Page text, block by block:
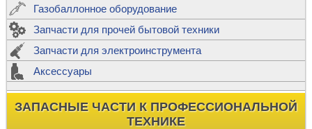
Газобаллонное оборудование
Запчасти для прочей бытовой техники
Запчасти для электроинструмента
Аксессуары
ЗАПАСНЫЕ ЧАСТИ К ПРОФЕССИОНАЛЬНОЙ
ТЕХНИКЕ